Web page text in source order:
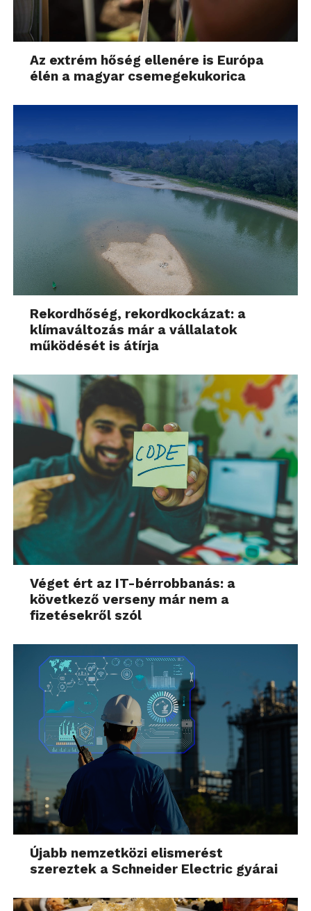
Az extrém hőség ellenére is Európa
élén a magyar csemegekukorica
Rekordhőség, rekordkockázat: a
klímaváltozás már a vállalatok
működését is átírja
Véget ért az IT-bérrobbanás: a
következő verseny már nem a
fizetésekről szól
Újabb nemzetközi elismerést
szereztek a Schneider Electric gyárai